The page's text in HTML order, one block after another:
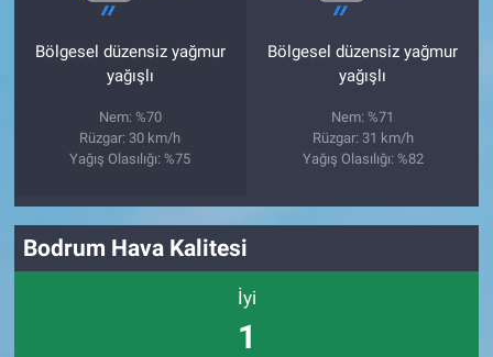
Bölgesel düzensiz yağmur
yağışlı
Nem: %70
Rüzgar: 30 km/h
Yağış Olasılığı: %75
Bölgesel düzensiz yağmur
yağışlı
Nem: %71
Rüzgar: 31 km/h
Yağış Olasılığı: %82
Bodrum Hava Kalitesi
İyi
1